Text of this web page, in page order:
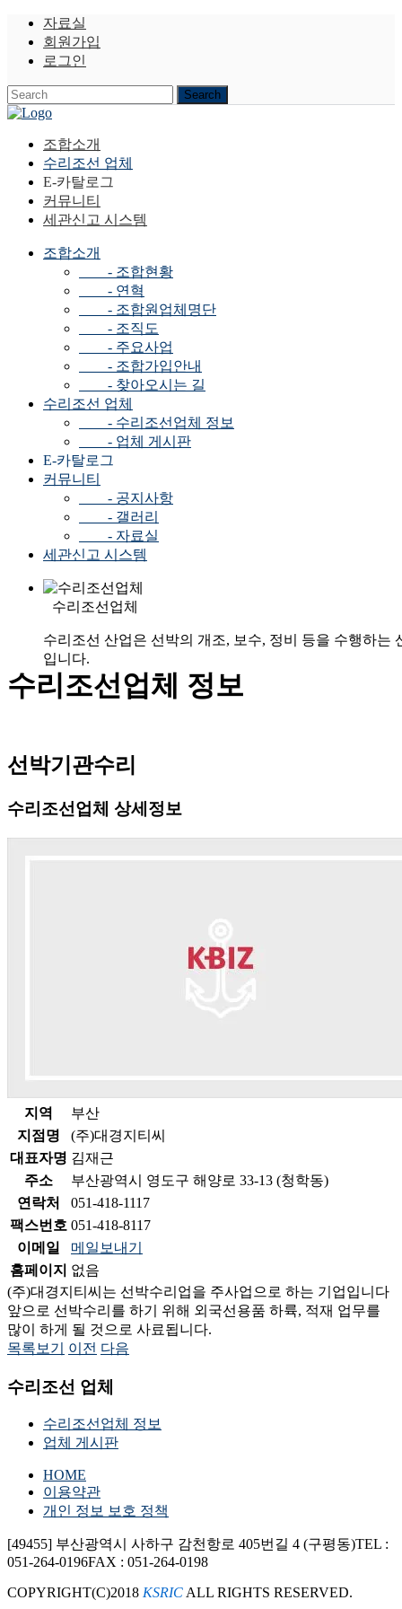
자료실
회원가입
로그인
조합소개
수리조선 업체
E-카탈로그
커뮤니티
세관신고 시스템
조합소개
- 조합현황
- 연혁
- 조합원업체명단
- 조직도
- 주요사업
- 조합가입안내
- 찾아오시는 길
수리조선 업체
- 수리조선업체 정보
- 업체 게시판
E-카탈로그
커뮤니티
- 공지사항
- 갤러리
- 자료실
세관신고 시스템
수리조선업체
수리조선 산업은 선박의 개조, 보수, 정비 등을 수행하는
입니다.
수리조선업체 정보
선박기관수리
수리조선업체 상세정보
지역
부산
지점명
(주)대경지티씨
대표자명 김재근
주소
부산광역시 영도구 해양로 33-13 (청학동)
연락처
051-418-1117
팩스번호 051-418-8117
이메일
메일보내기
홈페이지 없음
(주)대경지티씨는 선박수리업을 주사업으로 하는 기업입니다
앞으로 선박수리를 하기 위해 외국선용품 하륙, 적재 업무를
많이 하게 될 것으로 사료됩니다.
목록보기
이전 다음
수리조선 업체
수리조선업체 정보
업체 게시판
HOME
이용약관
개인 정보 보호 정책
[49455] 부산광역시 사하구 감천항로 405번길 4 (구평동)TEL :
051-264-0196FAX : 051-264-0198
COPYRIGHT(C)2018 KSRIC ALL RIGHTS RESERVED.